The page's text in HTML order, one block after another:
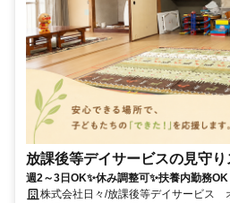
放課後等デイサービスの見守り
週2～3日OK✨休み調整可✨扶養内勤務OK
株式会社日々/放課後等デイサービス